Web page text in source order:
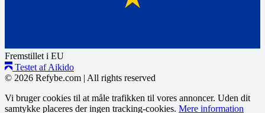
Fremstillet i EU
Testet af Aikido
© 2026 Refybe.com | All rights reserved
Vi bruger cookies til at måle trafikken til vores annoncer. Uden dit
samtykke placeres der ingen tracking-cookies. Mere information